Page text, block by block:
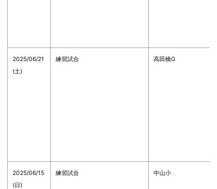
2025/06/21
(土)
練習試合 高田橋G
2025/06/15
(日)
練習試合 中山小